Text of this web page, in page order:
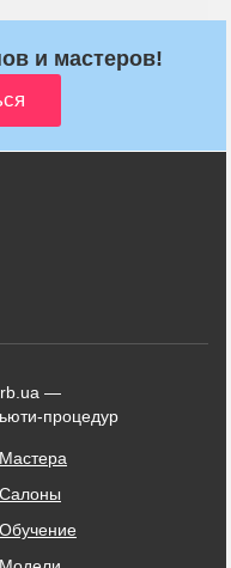
и мастеров!
—
процедур
Мастера
Салоны
Обучение